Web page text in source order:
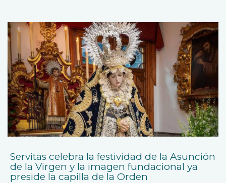
Servitas celebra la festividad de la Asunción
de la Virgen y la imagen fundacional ya
preside la capilla de la Orden